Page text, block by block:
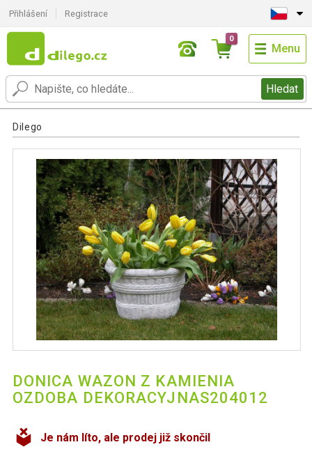
Přihlášení Registrace
Hledat
0
Menu
Dilego
DONICA WAZON Z KAMIENIA
OZDOBA DEKORACYJNAS204012
Je nám líto, ale prodej již skončil